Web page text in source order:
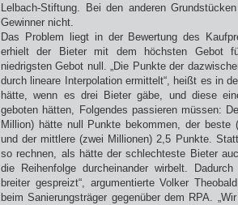
Lelbach-Stiftung. Bei den anderen
Gewinner nicht.
Das Problem liegt in der Bewertung des
erhielt der Bieter mit dem höchsten Gebot
niedrigsten Gebot null. „Die Punkte der
durch lineare Interpolation ermittelt“, heißt es in
hätte, wenn es drei Bieter gäbe, und diese
geboten hätten, Folgendes passieren müssen:
Million) hätte null Punkte bekommen, der beste
und der mittlere (zwei Millionen) 2,5 Punkte.
so rechnen, als hätte der schlechteste Bieter
die Reihenfolge durcheinander wirbelt.
breiter gespreizt“, argumentierte Volker
beim Sanierungsträger gegenüber dem RPA.